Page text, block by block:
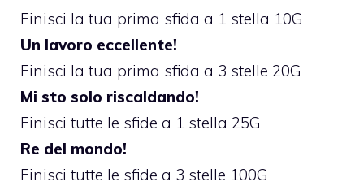
Finisci la tua prima sfida a 1 stella 10G
Un lavoro eccellente!
Finisci la tua prima sfida a 3 stelle 20G
Mi sto solo riscaldando!
Finisci tutte le sfide a 1 stella 25G
Re del mondo!
Finisci tutte le sfide a 3 stelle 100G